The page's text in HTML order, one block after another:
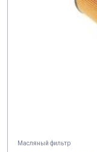
Масляный фильтр